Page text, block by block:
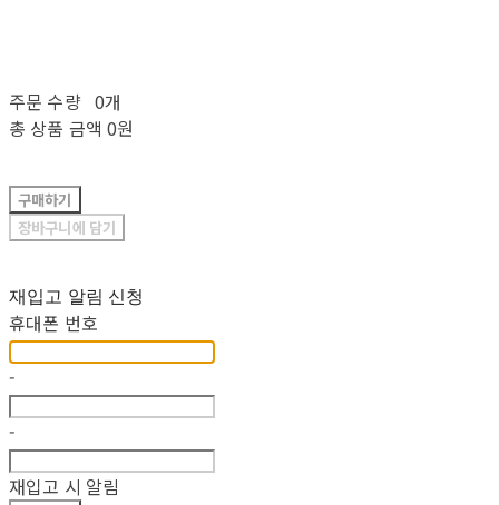
주문 수량 0개
총 상품 금액 0원
구매하기
장바구니에 담기
재입고 알림 신청
휴대폰 번호
-
-
재입고 시 알림